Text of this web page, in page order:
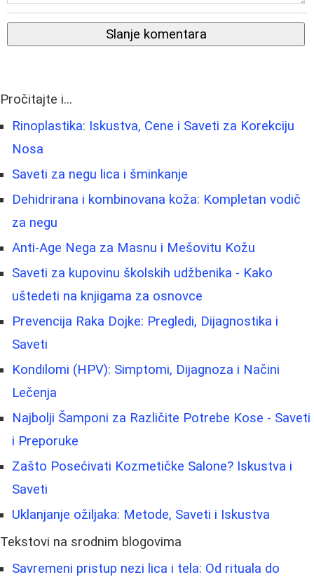
Slanje komentara
Pročitajte i...
Rinoplastika: Iskustva, Cene i Saveti za Korekciju
Nosa
Saveti za negu lica i šminkanje
Dehidrirana i kombinovana koža: Kompletan vodič
za negu
Anti-Age Nega za Masnu i Mešovitu Kožu
Saveti za kupovinu školskih udžbenika - Kako
uštedeti na knjigama za osnovce
Prevencija Raka Dojke: Pregledi, Dijagnostika i
Saveti
Kondilomi (HPV): Simptomi, Dijagnoza i Načini
Lečenja
Najbolji Šamponi za Različite Potrebe Kose - Saveti
i Preporuke
Zašto Posećivati Kozmetičke Salone? Iskustva i
Saveti
Uklanjanje ožiljaka: Metode, Saveti i Iskustva
Tekstovi na srodnim blogovima
Savremeni pristup nezi lica i tela: Od rituala do